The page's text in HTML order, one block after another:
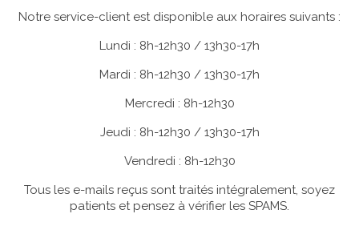
Notre service-client est disponible aux horaires suivants :
Lundi : 8h-12h30 / 13h30-17h
Mardi : 8h-12h30 / 13h30-17h
Mercredi : 8h-12h30
Jeudi : 8h-12h30 / 13h30-17h
Vendredi : 8h-12h30
Tous les e-mails reçus sont traités intégralement, soyez
patients et pensez à vérifier les SPAMS.